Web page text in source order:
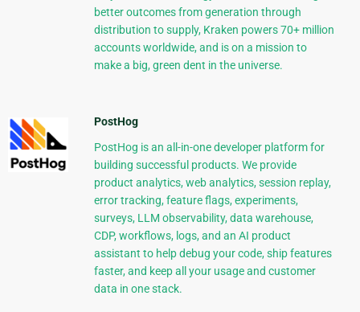
better outcomes from generation through
distribution to supply, Kraken powers 70+ million
accounts worldwide, and is on a mission to
make a big, green dent in the universe.
PostHog
PostHog is an all-in-one developer platform for
building successful products. We provide
product analytics, web analytics, session replay,
error tracking, feature flags, experiments,
surveys, LLM observability, data warehouse,
CDP, workflows, logs, and an AI product
assistant to help debug your code, ship features
faster, and keep all your usage and customer
data in one stack.